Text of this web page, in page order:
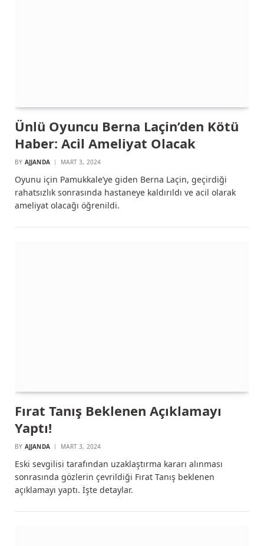
Ünlü Oyuncu Berna Laçin’den Kötü
Haber: Acil Ameliyat Olacak
BY AJJANDA MART 3, 2024
Oyunu için Pamukkale’ye giden Berna Laçin, geçirdiği
rahatsızlık sonrasında hastaneye kaldırıldı ve acil olarak
ameliyat olacağı öğrenildi.
Fırat Tanış Beklenen Açıklamayı
Yaptı!
BY AJJANDA MART 3, 2024
Eski sevgilisi tarafından uzaklaştırma kararı alınması
sonrasında gözlerin çevrildiği Fırat Tanış beklenen
açıklamayı yaptı. İşte detaylar.